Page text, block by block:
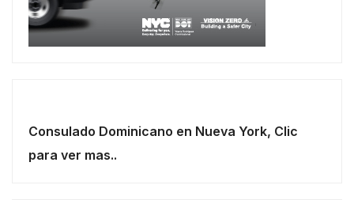
Consulado Dominicano en Nueva York, Clic
para ver mas..